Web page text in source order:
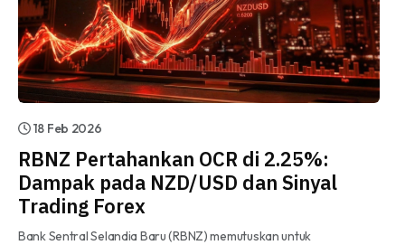
18 Feb 2026
RBNZ Pertahankan OCR di 2.25%:
Dampak pada NZD/USD dan Sinyal
Trading Forex
Bank Sentral Selandia Baru (RBNZ) memutuskan untuk